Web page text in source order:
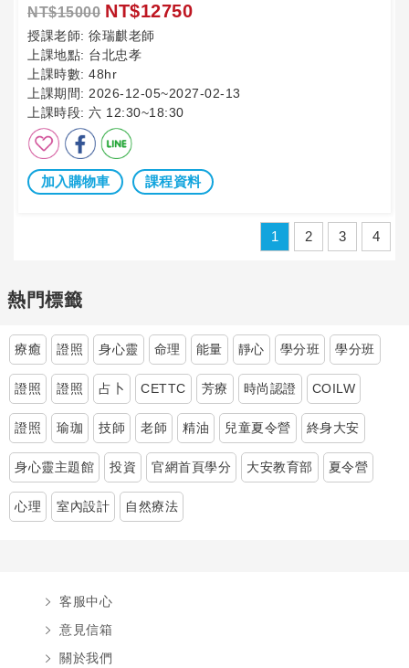
NT$15000 NT$12750
授課老師: 徐瑞麒老師
上課地點: 台北忠孝
上課時數: 48hr
上課期間: 2026-12-05~2027-02-13
上課時段: 六 12:30~18:30
加入購物車 課程資料
1 2 3 4
熱門標籤
療癒 證照 身心靈 命理 能量 靜心 學分班 學分班
證照 證照 占卜 CETTC 芳療 時尚認證 COILW
證照 瑜珈 技師 老師 精油 兒童夏令營 終身大安
身心靈主題館 投資 官網首頁學分 大安教育部 夏令營
心理 室內設計 自然療法
客服中心
意見信箱
關於我們